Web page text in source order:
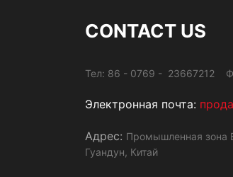
CONTACT US
Тел: 86 - 0769 - 23667212
Электронная почта:
Адрес: Промышленная зона
Гуандун, Китай